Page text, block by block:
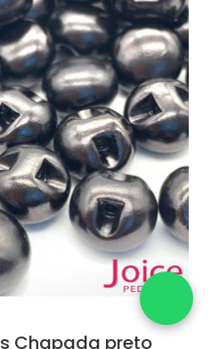
Chapada preto